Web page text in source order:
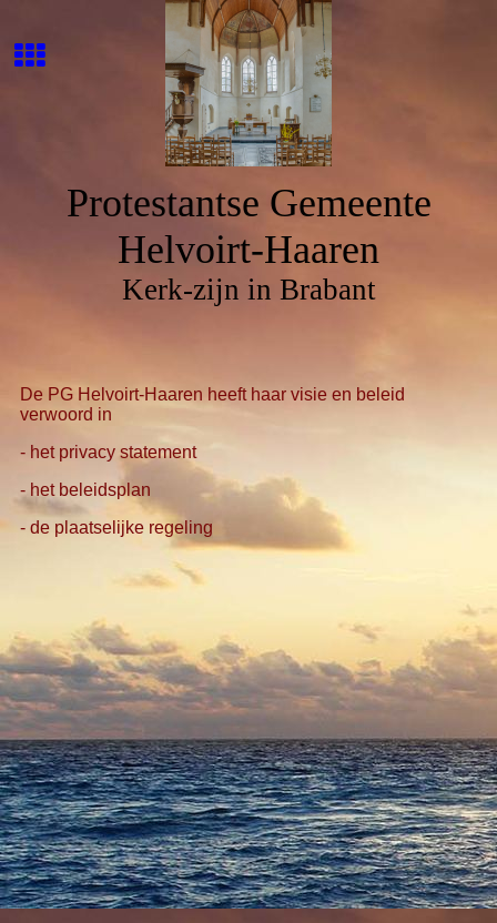
Protestantse Gemeente
Helvoirt-Haaren
Kerk-zijn in Brabant
De PG Helvoirt-Haaren heeft haar visie en beleid
verwoord in
- het privacy statement
- het beleidsplan
- de plaatselijke regeling